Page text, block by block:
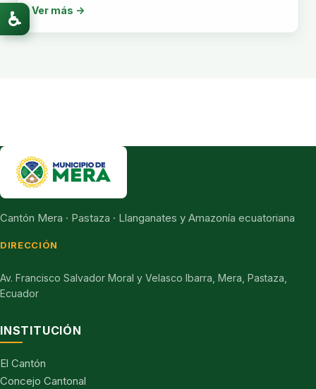
Ver más →
Cantón Mera · Pastaza · Llanganates y Amazonía ecuatoriana
DIRECCIÓN
Av. Francisco Salvador Moral y Velasco Ibarra, Mera, Pastaza,
Ecuador
INSTITUCIÓN
El Cantón
Concejo Cantonal
♿